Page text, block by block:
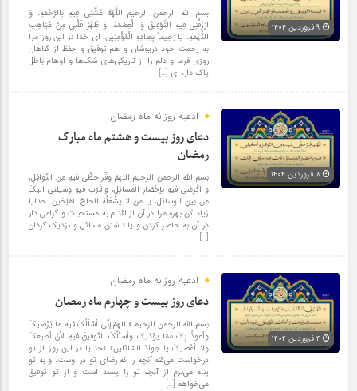
بسم الله الرحمن الرحیم اللَّهُمَّ غَشِّنِی فِیهِ بِالرَّحْمَهِ، وَ
ارْزُقْنِی فِیهِ التَّوْفِیقَ وَ الْعِصْمَهَ، وَ طَهِّرْ قَلْبِی مِنْ غَیَاهِبِ
التُّهَمَهِ، یَا رَحِیماً بِعِبَادِهِ الْمُؤْمِنِین. ای خدا در این روز مرا
به رحمت خود درپوشان و هم توفیق و حفظ از گناهان
روزی فرما و دلم را از تاریکی‌های شک‌ها و اوهام باطل
پاک دار، ای […]
ادعیه روزانه ماه رمضان
دعای روز بیست و هشتم ماه مبارک
رمضان
بسم الله الرحمن الرحیم اللهمّ وفّر حظّی فیهِ من النّوافِلِ،
و اکْرِمْنی فیهِ بإحْضارِ المَسائِلِ، و قَرّبِ فیهِ وسیلتی الیکَ
من بینِ الوسائل، یا من لا یَشْغَلُهُ الحاحُ المُلِحّین. خدایا
زیاد کن بهره مرا در آن از اقدام به مستحبات و گرامی دار
در آن به حاضر کردن و یا داشتن مسائل و نزدیک گردان
[…]
ادعیه روزانه ماه رمضان
دعای روز بیست و چهارم ماه رمضان
بسم الله الرحمن الرحیم «اللهمّ إنّی أسْألُکَ فیه ما یُرْضیکَ
وأعوذُ بِکَ ممّا یؤذیک وأسألُکَ التّوفیقَ فیهِ لأنْ أطیعَکَ
ولا أعْصیکَ یا جَوادَ السّائلین» «خدایا در این روز از تو
درخواست می‌کنم آنچه را که رضای تو در اوست، و به تو
پناه می‌برم از آنچه تو را پسند است و از تو توفیق
می‌خواهم […]